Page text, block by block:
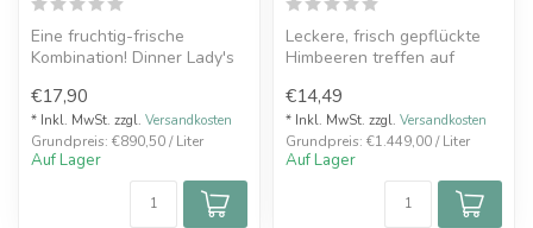
Eine fruchtig-frische
Kombination! Dinner Lady's
saftigem, ...
€17,90
* Inkl. MwSt. zzgl. Versandkosten
Grundpreis: €890,50 / Liter
Auf Lager
Leckere, frisch gepflückte
Himbeeren treffen auf
wird...
€14,49
* Inkl. MwSt. zzgl. Versandkosten
Grundpreis: €1.449,00 / Liter
Auf Lager